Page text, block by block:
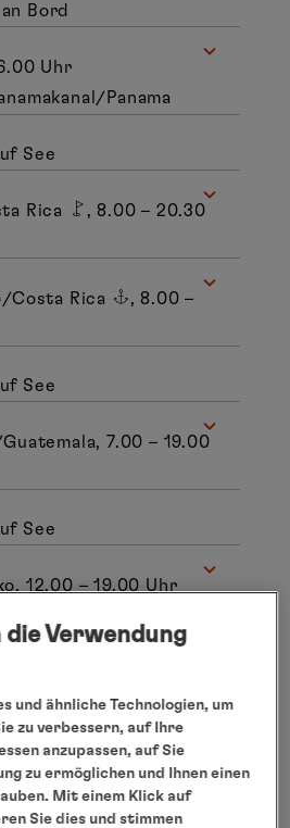
Bord
Uhr
Panama
See
Rica
, 8.00 – 20.30
Costa Rica
, 8.00 –
See
7.00 – 19.00
See
12.00 – 19.00 Uhr
, 8.00 – 18.00 Uhr
See
, 8.00 – 18.00
die Verwendung
und ähnliche Technologien, um
zu verbessern, auf Ihre
anzupassen, auf Sie
zu ermöglichen und Ihnen einen
Mit einem Klick auf
Sie dies und stimmen